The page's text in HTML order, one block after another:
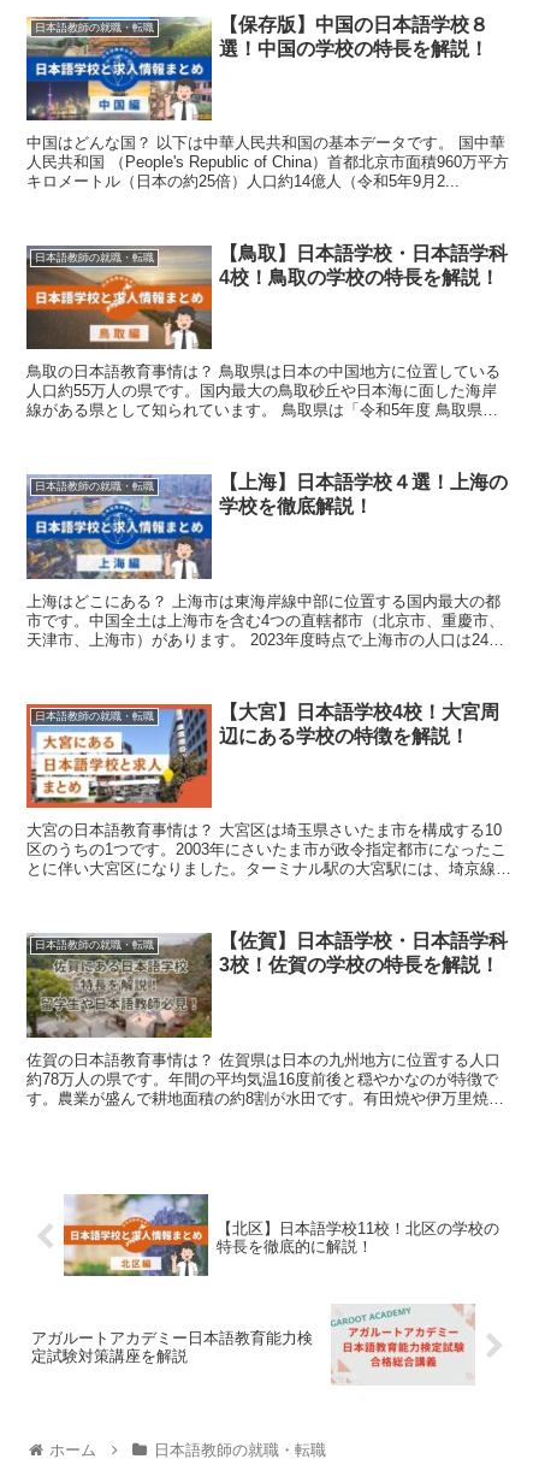
日本語教師の就職・転職
【保存版】中国の日本語学校８
選！中国の学校の特長を解説！
中国はどんな国？ 以下は中華人民共和国の基本データです。 国中華
人民共和国 （People's Republic of China）首都北京市面積960万平方
キロメートル（日本の約25倍）人口約14億人（令和5年9月2...
日本語教師の就職・転職
【鳥取】日本語学校・日本語学科
4校！鳥取の学校の特長を解説！
鳥取の日本語教育事情は？ 鳥取県は日本の中国地方に位置している
人口約55万人の県です。国内最大の鳥取砂丘や日本海に面した海岸
線がある県として知られています。 鳥取県は「令和5年度 鳥取県に
日本語教師の就職・転職
【上海】日本語学校４選！上海の
学校を徹底解説！
上海はどこにある？ 上海市は東海岸線中部に位置する国内最大の都
市です。中国全土は上海市を含む4つの直轄都市（北京市、重慶市、
天津市、上海市）があります。 2023年度時点で上海市の人口は2480
日本語教師の就職・転職
【大宮】日本語学校4校！大宮周
辺にある学校の特徴を解説！
大宮の日本語教育事情は？ 大宮区は埼玉県さいたま市を構成する10
区のうちの1つです。2003年にさいたま市が政令指定都市になったこ
とに伴い大宮区になりました。ターミナル駅の大宮駅には、埼京線、
日本語教師の就職・転職
【佐賀】日本語学校・日本語学科
3校！佐賀の学校の特長を解説！
佐賀の日本語教育事情は？ 佐賀県は日本の九州地方に位置する人口
約78万人の県です。年間の平均気温16度前後と穏やかなのが特徴で
す。農業が盛んで耕地面積の約8割が水田です。有田焼や伊万里焼な
【北区】日本語学校11校！北区の学校の
特長を徹底的に解説！
アガルートアカデミー日本語教育能力検
定試験対策講座を解説
ホーム 日本語教師の就職・転職